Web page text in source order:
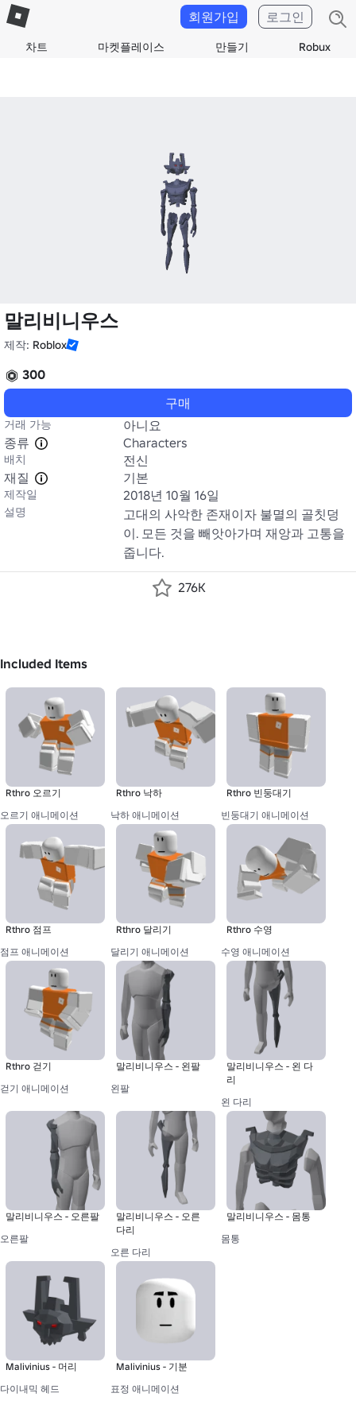
차트 마켓플레이스 만들기 Robux
회원가입 로그인
말리비니우스
제작: Roblox
300
구매
거래 가능
아니요
종류
Characters
배치
전신
재질
기본
제작일 2018년 10월 16일
설명
고대의 사악한 존재이자 불멸의 골칫덩
이. 모든 것을 빼앗아가며 재앙과 고통을
줍니다.
276K
Included Items
Rthro 오르기
오르기 애니메이션
Rthro 낙하
낙하 애니메이션
Rthro 빈둥대기
빈둥대기 애니메이션
Rthro 점프
점프 애니메이션
Rthro 달리기
달리기 애니메이션
Rthro 수영
수영 애니메이션
Rthro 걷기
걷기 애니메이션
말리비니우스 - 왼팔
왼팔
말리비니우스 - 왼 다
리
왼 다리
말리비니우스 - 오른팔
오른팔
말리비니우스 - 오른
다리
오른 다리
말리비니우스 - 몸통
몸통
Malivinius - 머리
다이내믹 헤드
Malivinius - 기분
표정 애니메이션